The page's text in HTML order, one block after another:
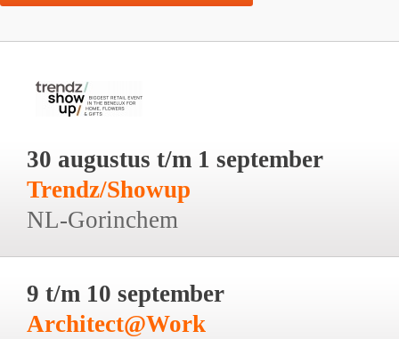
30 augustus t/m 1 september
Trendz/Showup
NL-Gorinchem
9 t/m 10 september
Architect@Work